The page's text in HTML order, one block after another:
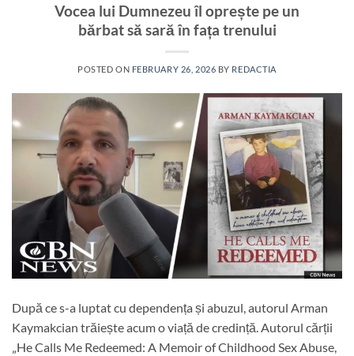
Vocea lui Dumnezeu îl oprește pe un
bărbat să sară în fața trenului
POSTED ON FEBRUARY 26, 2026 BY REDACTIA
După ce s-a luptat cu dependența și abuzul, autorul Arman
Kaymakcian trăiește acum o viață de credință. Autorul cărții
„He Calls Me Redeemed: A Memoir of Childhood Sex Abuse,